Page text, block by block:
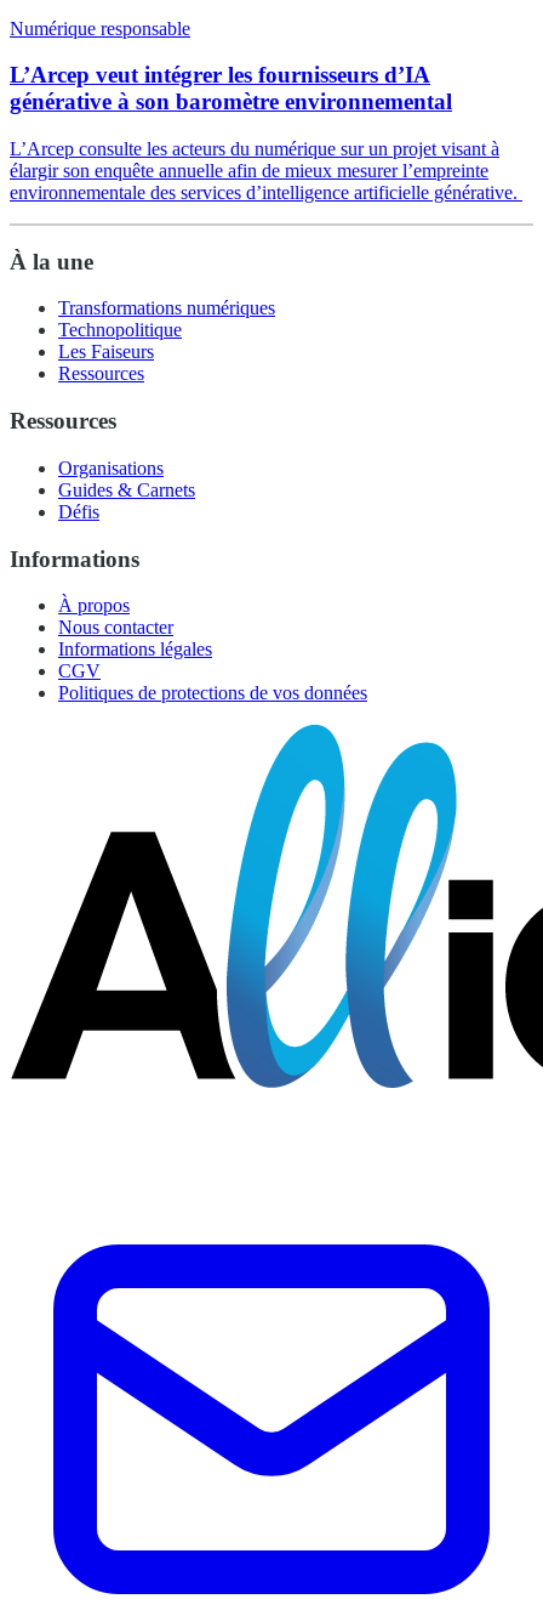
Numérique responsable
L’Arcep veut intégrer les fournisseurs d’IA
générative à son baromètre environnemental
L’Arcep consulte les acteurs du numérique sur un projet visant à
élargir son enquête annuelle afin de mieux mesurer l’empreinte
environnementale des services d’intelligence artificielle générative.
À la une
Transformations numériques
Technopolitique
Les Faiseurs
Ressources
Ressources
Organisations
Guides & Carnets
Défis
Informations
À propos
Nous contacter
Informations légales
CGV
Politiques de protections de vos données